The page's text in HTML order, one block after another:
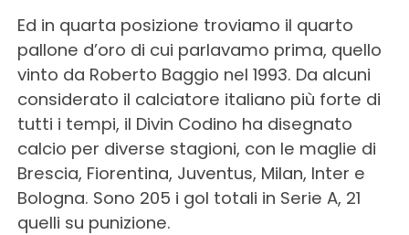
Ed in quarta posizione troviamo il quarto
pallone d’oro di cui parlavamo prima, quello
vinto da Roberto Baggio nel 1993. Da alcuni
considerato il calciatore italiano più forte di
tutti i tempi, il Divin Codino ha disegnato
calcio per diverse stagioni, con le maglie di
Brescia, Fiorentina, Juventus, Milan, Inter e
Bologna. Sono 205 i gol totali in Serie A, 21
quelli su punizione.